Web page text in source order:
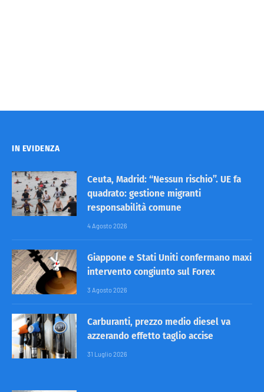
IN EVIDENZA
Ceuta, Madrid: “Nessun rischio”. UE fa
quadrato: gestione migranti
responsabilità comune
4 Agosto 2026
Giappone e Stati Uniti confermano maxi
intervento congiunto sul Forex
3 Agosto 2026
Carburanti, prezzo medio diesel va
azzerando effetto taglio accise
31 Luglio 2026